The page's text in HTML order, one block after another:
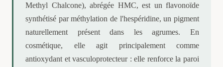
Methyl Chalcone), abrégée HMC, est un flavonoïde
synthétisé par méthylation de l'hespéridine, un pigment
naturellement présent dans les agrumes. En
cosmétique, elle agit principalement comme
antioxydant et vasculoprotecteur : elle renforce la paroi